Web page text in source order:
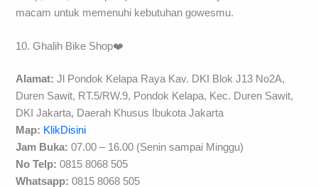
macam untuk memenuhi kebutuhan gowesmu.
10. Ghalih Bike Shop❤️
Alamat: Jl Pondok Kelapa Raya Kav. DKI Blok J13 No2A,
Duren Sawit, RT.5/RW.9, Pondok Kelapa, Kec. Duren Sawit,
DKI Jakarta, Daerah Khusus Ibukota Jakarta
Map: KlikDisini
Jam Buka: 07.00 – 16.00 (Senin sampai Minggu)
No Telp: 0815 8068 505
Whatsapp: 0815 8068 505